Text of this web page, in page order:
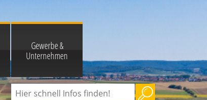
Gewerbe &
Unternehmen